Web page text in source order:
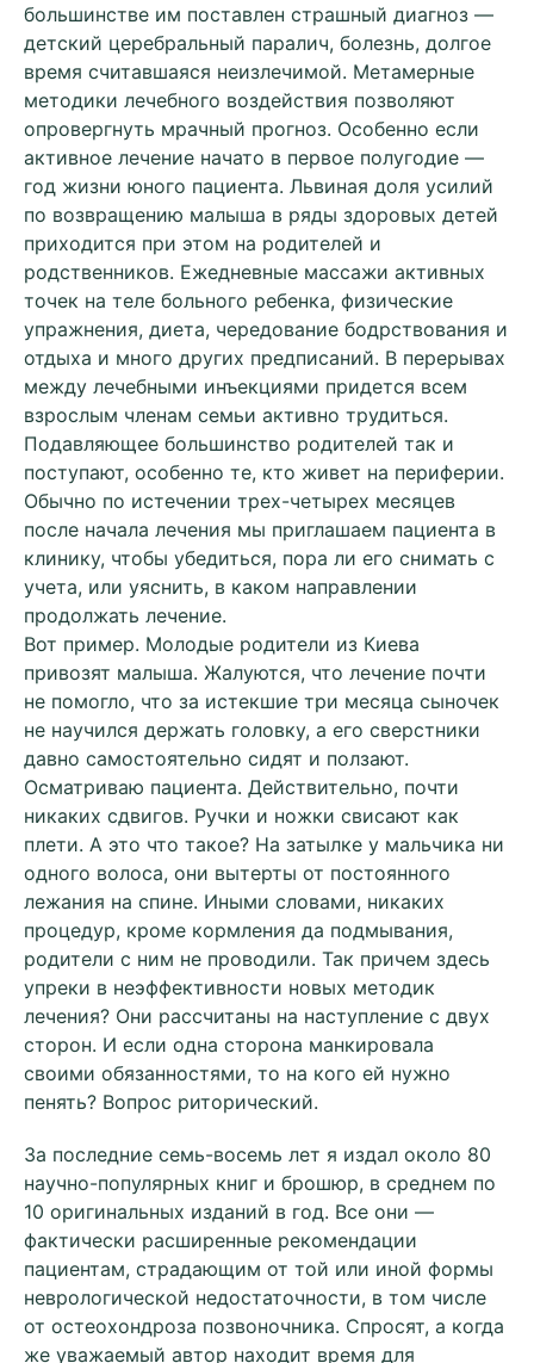
большинстве им поставлен страшный диагноз —
детский церебральный паралич, болезнь, долгое
время считавшаяся неизлечимой. Метамерные
методики лечебного воздействия позволяют
опровергнуть мрачный прогноз. Особенно если
активное лечение начато в первое полугодие —
год жизни юного пациента. Львиная доля усилий
по возвращению малыша в ряды здоровых детей
приходится при этом на родителей и
родственников. Ежедневные массажи активных
точек на теле больного ребенка, физические
упражнения, диета, чередование бодрствования и
отдыха и много других предписаний. В перерывах
между лечебными инъекциями придется всем
взрослым членам семьи активно трудиться.
Подавляющее большинство родителей так и
поступают, особенно те, кто живет на периферии.
Обычно по истечении трех-четырех месяцев
после начала лечения мы приглашаем пациента в
клинику, чтобы убедиться, пора ли его снимать с
учета, или уяснить, в каком направлении
продолжать лечение.
Вот пример. Молодые родители из Киева
привозят малыша. Жалуются, что лечение почти
не помогло, что за истекшие три месяца сыночек
не научился держать головку, а его сверстники
давно самостоятельно сидят и ползают.
Осматриваю пациента. Действительно, почти
никаких сдвигов. Ручки и ножки свисают как
плети. А это что такое? На затылке у мальчика ни
одного волоса, они вытерты от постоянного
лежания на спине. Иными словами, никаких
процедур, кроме кормления да подмывания,
родители с ним не проводили. Так причем здесь
упреки в неэффективности новых методик
лечения? Они рассчитаны на наступление с двух
сторон. И если одна сторона манкировала
своими обязанностями, то на кого ей нужно
пенять? Вопрос риторический.
За последние семь-восемь лет я издал около 80
научно-популярных книг и брошюр, в среднем по
10 оригинальных изданий в год. Все они —
фактически расширенные рекомендации
пациентам, страдающим от той или иной формы
неврологической недостаточности, в том числе
от остеохондроза позвоночника. Спросят, а когда
же уважаемый автор находит время для